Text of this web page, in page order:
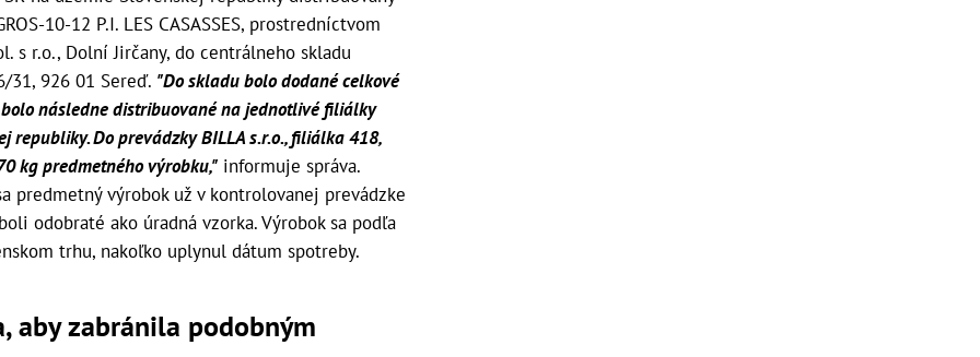
10-12 P.I. LES CASASSES, prostredníctvom
s r.o., Dolní Jirčany, do centrálneho skladu
31, 926 01 Sereď. "Do skladu bolo dodané celkové
následne distribuované na jednotlivé filiálky
republiky. Do prevádzky BILLA s.r.o., filiálka 418,
kg predmetného výrobku," informuje správa.
predmetný výrobok už v kontrolovanej prevádzke
odobraté ako úradná vzorka. Výrobok sa podľa
trhu, nakoľko uplynul dátum spotreby.
aby zabránila podobným